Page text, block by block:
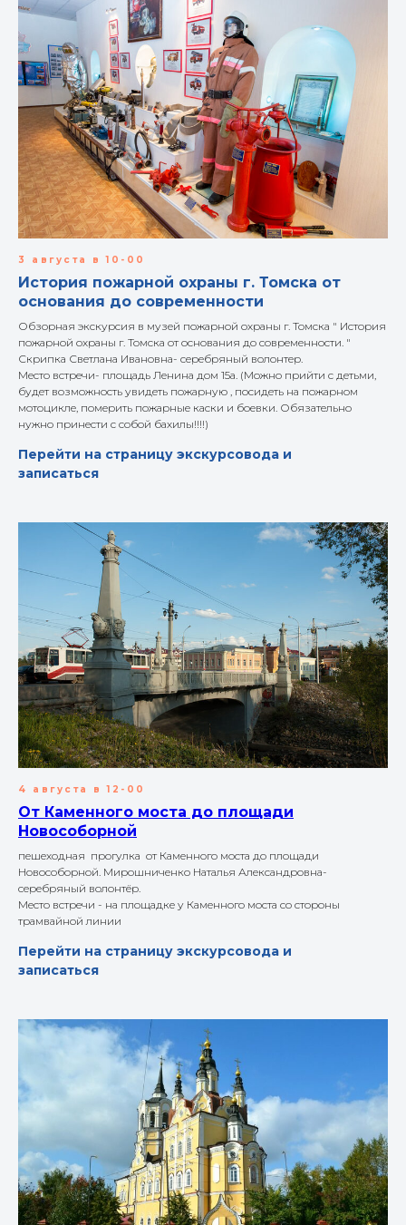
3 августа в 10-00
История пожарной охраны г. Томска от
основания до современности
Обзорная экскурсия в музей пожарной охраны г. Томска " История
пожарной охраны г. Томска от основания до современности. "
Скрипка Светлана Ивановна- серебряный волонтер.
Место встречи- площадь Ленина дом 15а. (Можно прийти с детьми,
будет возможность увидеть пожарную , посидеть на пожарном
мотоцикле, померить пожарные каски и боевки. Обязательно
нужно принести с собой бахилы!!!!)
Перейти на страницу экскурсовода и
записаться
4 августа в 12-00
От Каменного моста до площади
Новособорной
пешеходная прогулка от Каменного моста до площади
Новособорной. Мирошниченко Наталья Александровна-
серебряный волонтёр.
Место встречи - на площадке у Каменного моста со стороны
трамвайной линии
Перейти на страницу экскурсовода и
записаться